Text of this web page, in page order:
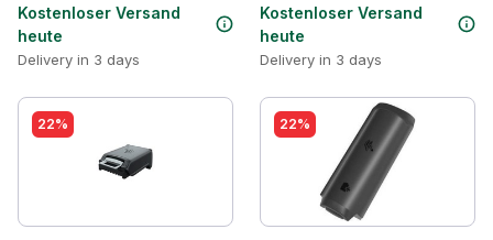
Kostenloser Versand
heute
Delivery in 3 days
Kostenloser Versand
heute
Delivery in 3 days
22% 22%